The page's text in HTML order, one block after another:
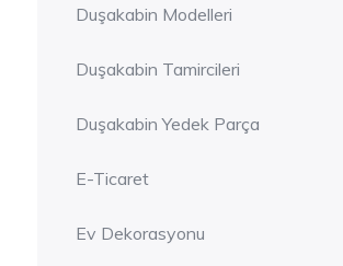
Duşakabin Modelleri
Duşakabin Tamircileri
Duşakabin Yedek Parça
E-Ticaret
Ev Dekorasyonu